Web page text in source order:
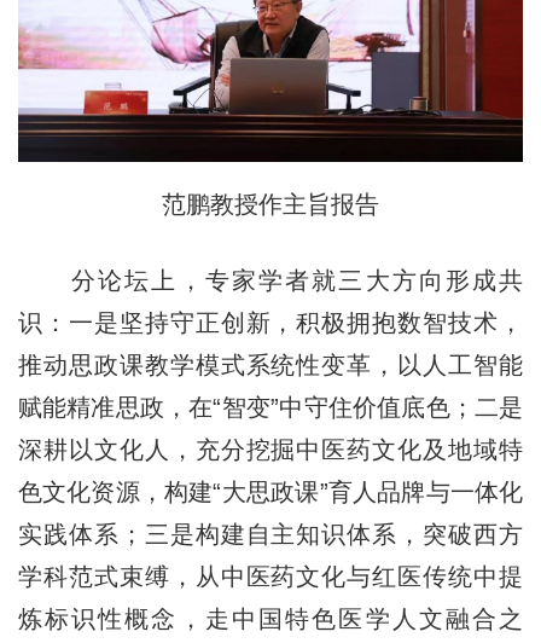
范鹏教授作主旨报告
分论坛上，专家学者就三大方向形成共
识：一是坚持守正创新，积极拥抱数智技术，
推动思政课教学模式系统性变革，以人工智能
赋能精准思政，在“智变”中守住价值底色；二是
深耕以文化人，充分挖掘中医药文化及地域特
色文化资源，构建“大思政课”育人品牌与一体化
实践体系；三是构建自主知识体系，突破西方
学科范式束缚，从中医药文化与红医传统中提
炼标识性概念，走中国特色医学人文融合之